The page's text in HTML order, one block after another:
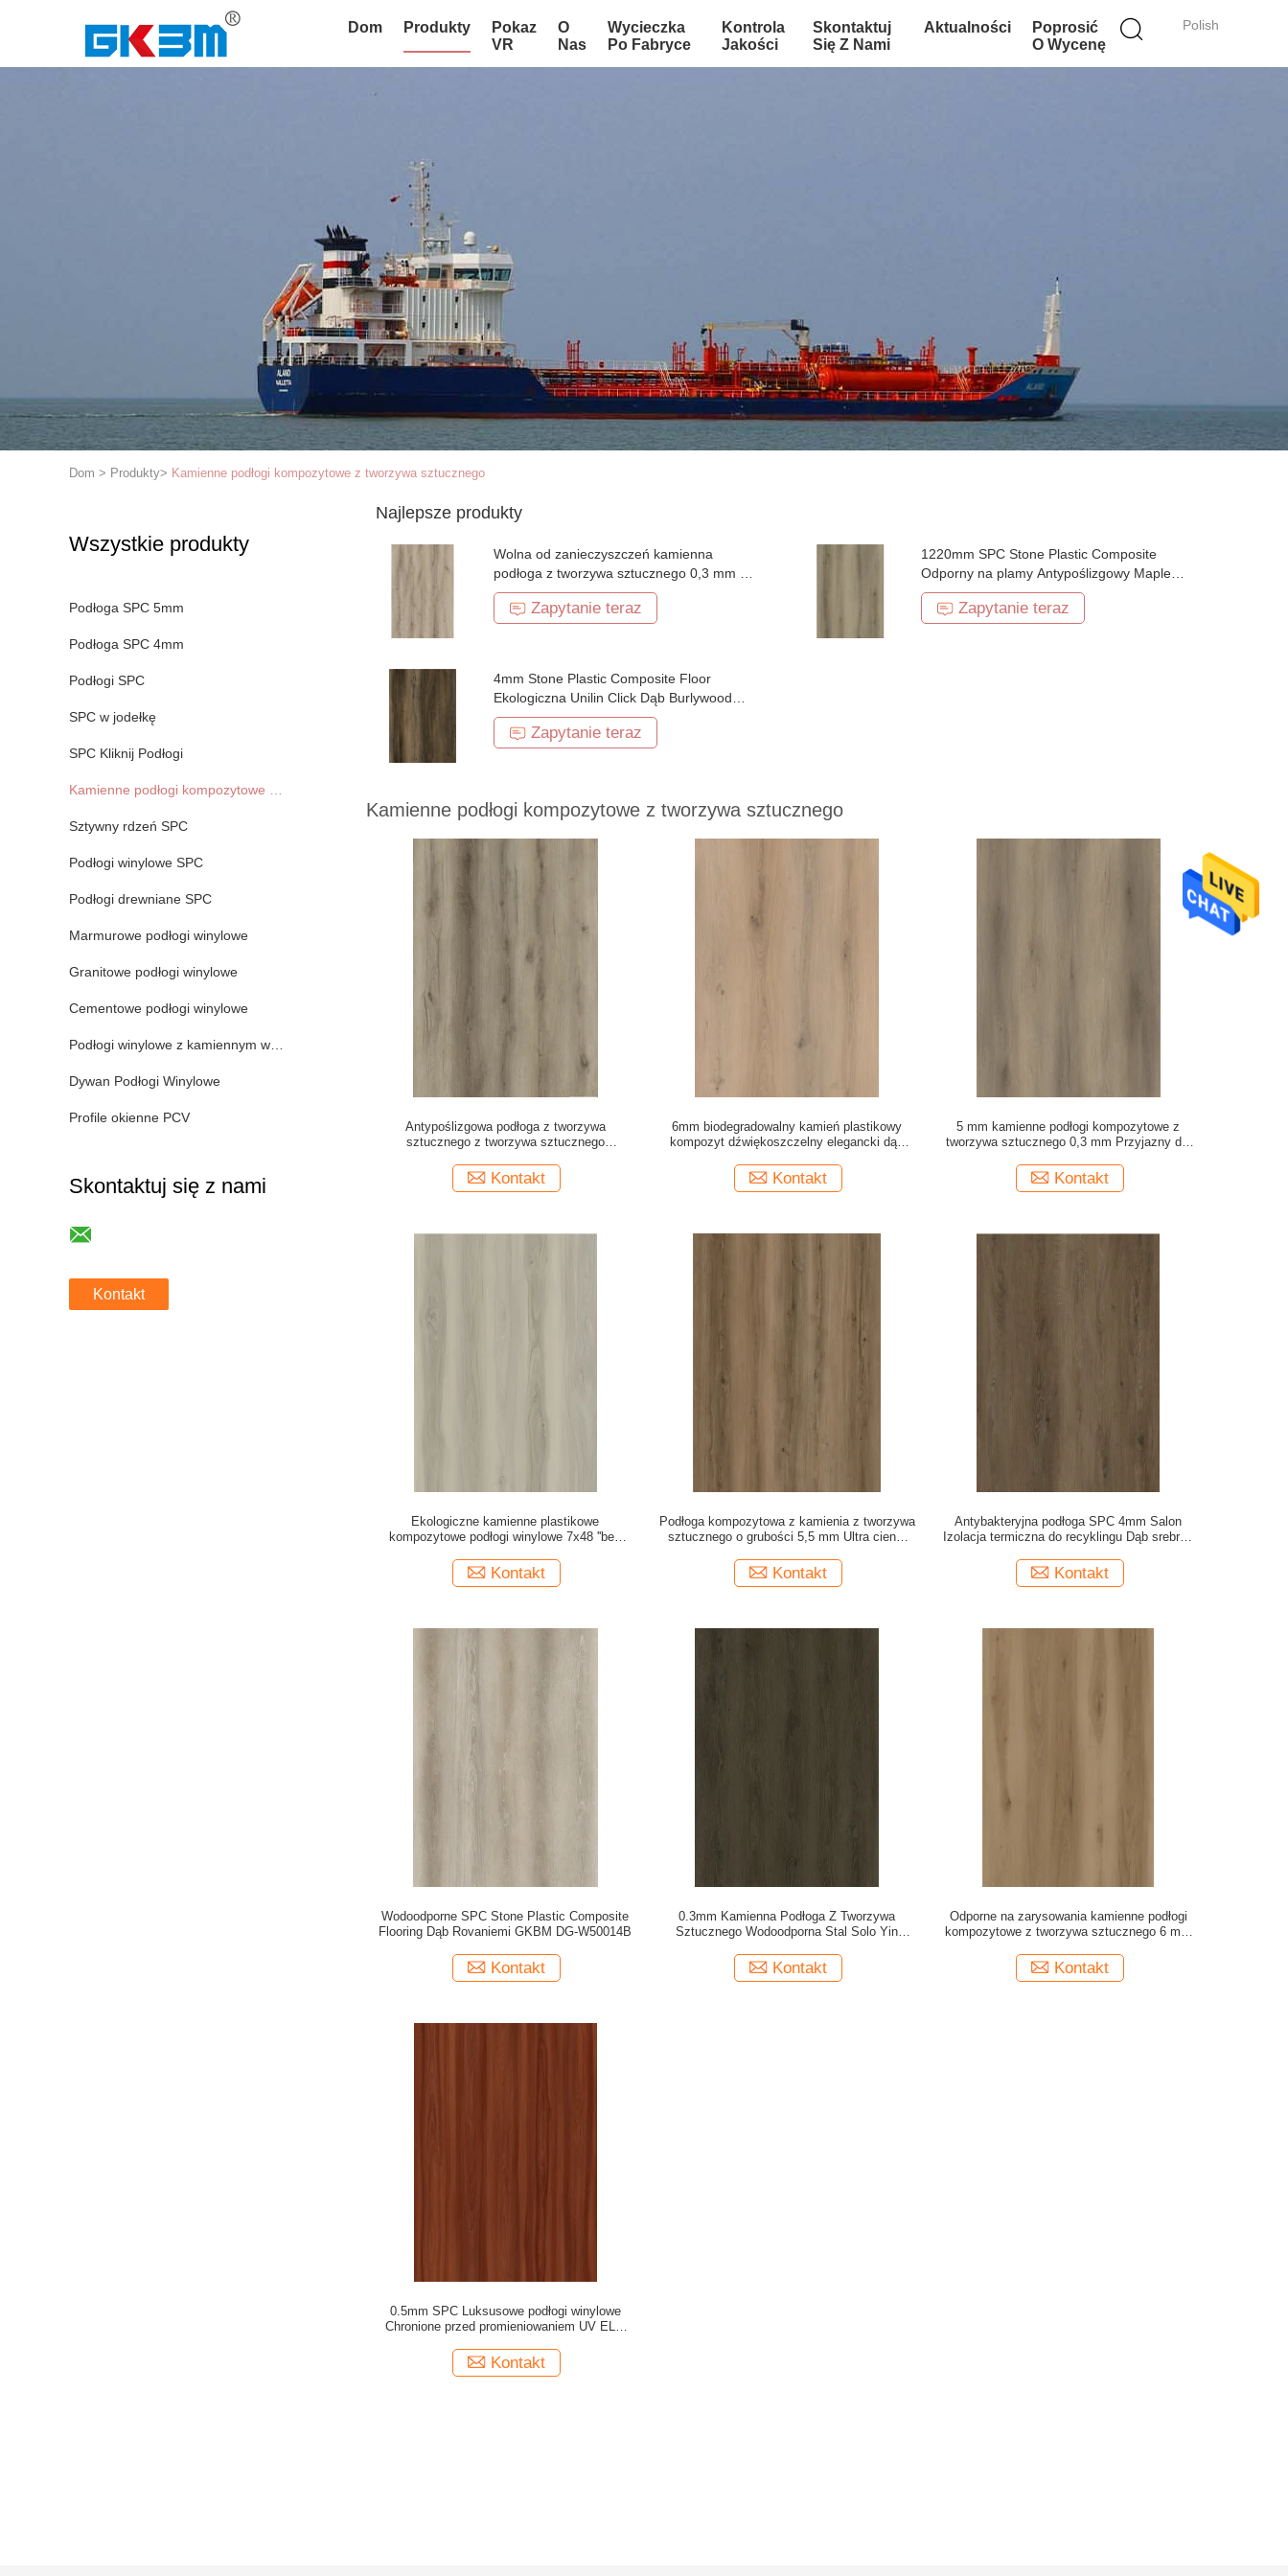
Polish
Dom Produkty
Pokaz
VR
O
Nas
Wycieczka
Po Fabryce
Kontrola
Jakości
Skontaktuj
Się Z Nami
Aktualności
Poprosić
O Wycenę
Dom > Produkty> Kamienne podłogi kompozytowe z tworzywa sztucznego
Wszystkie produkty
Podłoga SPC 5mm
Podłoga SPC 4mm
Podłogi SPC
SPC w jodełkę
SPC Kliknij Podłogi
Kamienne podłogi kompozytowe z tworzywa sztucznego
Sztywny rdzeń SPC
Podłogi winylowe SPC
Podłogi drewniane SPC
Marmurowe podłogi winylowe
Granitowe podłogi winylowe
Cementowe podłogi winylowe
Podłogi winylowe z kamiennym wzorem
Dywan Podłogi Winylowe
Profile okienne PCV
Skontaktuj się z nami
Kontakt
Najlepsze produkty
Wolna od zanieczyszczeń kamienna
podłoga z tworzywa sztucznego 0,3 mm nie
powodująca korozji Unilin Click Belgrade
Burlywood Wood Grain GKBM DG-
Zapytanie teraz
1220mm SPC Stone Plastic Composite
Odporny na plamy Antypoślizgowy Maple
Grove Burlywood Wood Grain GKBM DG-
W50011BZapytanie teraz
4mm Stone Plastic Composite Floor
Ekologiczna Unilin Click Dąb Burlywood
Wood Grain GKBM DG-W50001B
Zapytanie teraz
Kamienne podłogi kompozytowe z tworzywa sztucznego
Antypoślizgowa podłoga z tworzywa
sztucznego z tworzywa sztucznego
Dąb Yorkton GKBM DG-W50004B
Kontakt
6mm biodegradowalny kamień plastikowy
kompozyt dźwiękoszczelny elegancki dąb
W50009B
Kontakt
5 mm kamienne podłogi kompozytowe z
tworzywa sztucznego 0,3 mm Przyjazny dla
GKBM DG-W50005B
Kontakt
Ekologiczne kamienne plastikowe
kompozytowe podłogi winylowe 7x48 ''bez
GKBM DG-W50002B
Kontakt
Podłoga kompozytowa z kamienia z tworzywa
sztucznego o grubości 5,5 mm Ultra cienki
W50013B
Kontakt
Antybakteryjna podłoga SPC 4mm Salon
Izolacja termiczna do recyklingu Dąb srebrny
Kontakt
Wodoodporne SPC Stone Plastic Composite
Flooring Dąb Rovaniemi GKBM DG-W50014B
Kontakt
0.3mm Kamienna Podłoga Z Tworzywa
Sztucznego Wodoodporna Stal Solo Yin
Kontakt
Odporne na zarysowania kamienne podłogi
kompozytowe z tworzywa sztucznego 6 mm
W50007B
Kontakt
0.5mm SPC Luksusowe podłogi winylowe
Chronione przed promieniowaniem UV ELM
W50006B
Kontakt